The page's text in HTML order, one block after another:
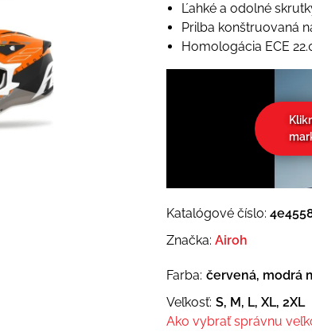
Ľahké a odolné
Prilba konštruovaná
Homologácia ECE
Katalógové číslo:
Značka: Airoh
Farba: červená, modrá
Veľkosť: S, M, L, XL, 2XL
Ako vybrať správnu